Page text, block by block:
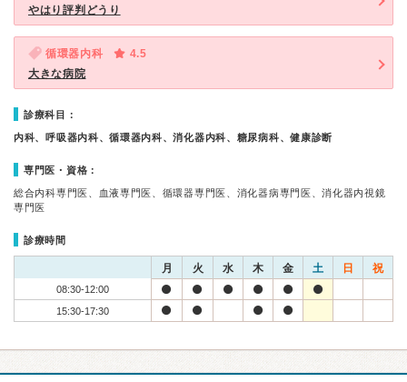
やはり評判どうり
循環器内科
4.5
大きな病院
診療科目：
内科、呼吸器内科、循環器内科、消化器内科、糖尿病科、健康診断
専門医・資格：
総合内科専門医、血液専門医、循環器専門医、消化器病専門医、消化器内視鏡
専門医
診療時間
月 火 水 木 金 土 日 祝
08:30-12:00
15:30-17:30